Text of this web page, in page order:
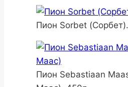
Пион Sorbet
Пион Sebastiaan